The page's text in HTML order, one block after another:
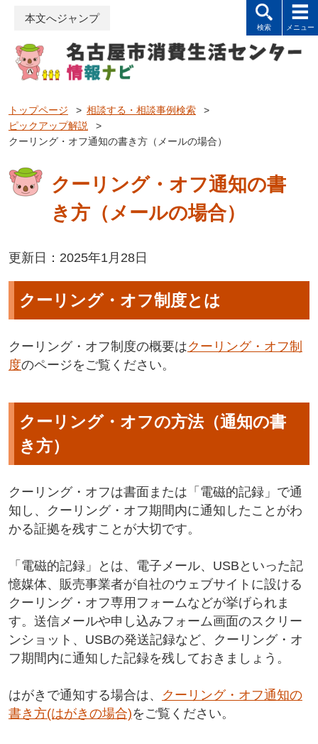
本文へジャンプ
トップページ > 相談する・相談事例検索
>
ピックアップ解説
>
クーリング・オフ通知の書き方（メールの場合）
クーリング・オフ通知の書
き方（メールの場合）
更新日：2025年1月28日
クーリング・オフ制度とは
クーリング・オフ制度の概要はクーリング・オフ制
度のページをご覧ください。
クーリング・オフの方法（通知の書
き方）
クーリング・オフは書面または「電磁的記録」で通
知し、クーリング・オフ期間内に通知したことがわ
かる証拠を残すことが大切です。
「電磁的記録」とは、電子メール、USBといった記
憶媒体、販売事業者が自社のウェブサイトに設ける
クーリング・オフ専用フォームなどが挙げられま
す。送信メールや申し込みフォーム画面のスクリー
ンショット、USBの発送記録など、クーリング・オ
フ期間内に通知した記録を残しておきましょう。
はがきで通知する場合は、
クーリング・オフ通知の
書き方(はがきの場合)をご覧ください。